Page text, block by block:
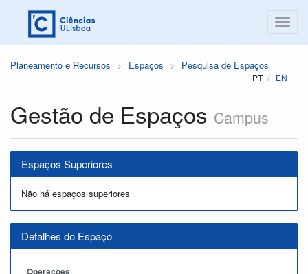
Planeamento e Recursos Espaços Pesquisa de Espaços
PT EN
Gestão de Espaços Campus
Espaços Superiores
Não há espaços superiores
Detalhes do Espaço
Operações